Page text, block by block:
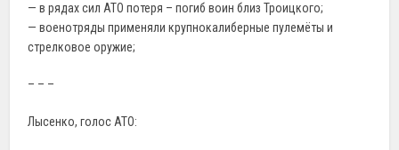
— в рядах сил АТО потеря – погиб воин близ Троицкого;
— военотряды применяли крупнокалиберные пулемёты и
стрелковое оружие;
– – –
Лысенко, голос АТО: